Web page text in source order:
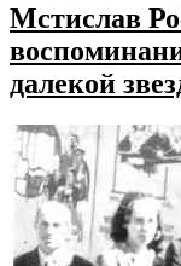
Мстислав
далекой